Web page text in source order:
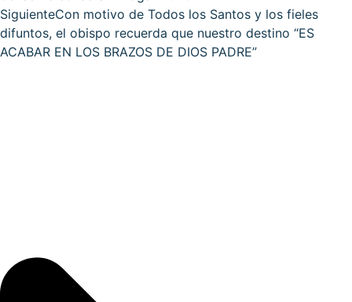
SiguienteCon motivo de Todos los Santos y los fieles
difuntos, el obispo recuerda que nuestro destino “ES
ACABAR EN LOS BRAZOS DE DIOS PADRE”